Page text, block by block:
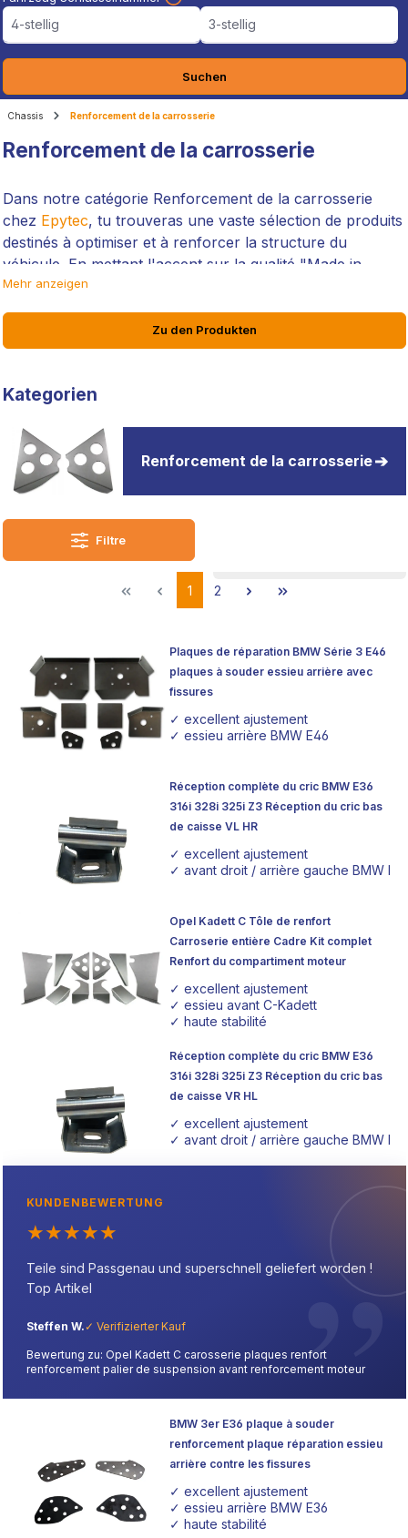
4-stellig
3-stellig
Suchen
Chassis Renforcement de la carrosserie
Renforcement de la carrosserie
Dans notre catégorie Renforcement de la carrosserie
chez Epytec, tu trouveras une vaste sélection de produits
destinés à optimiser et à renforcer la structure du
véhicule. En mettant l'accent sur la qualité "Made in
Germany",Epytec
entretoises de dôme et des tôles à souder spécialement
conçues pour diverses marques et modèles de voitures.
automobile qui attachent de l'importance à une stabilité et
une longévité accrues de leurs véhicules.
ainsi la possibilité de renforcer efficacement la carrosserie
de ton véhicule, ce qui augmente non seulement la
sécurité de conduite, mais crée également une base solide
pour d'autres mesures de tuning.
Découvre notre sélection et profite de l'expertise d'une
entreprise qui te permet de "monter ce que tu veux",
soutenue par des inscriptions simples au TÜV et un
conseil proche du client.
Mehr anzeigen
Zu den Produkten
Kategorien
Renforcement de la carrosserie
Filtre
1 2
Plaques de réparation BMW Série 3 E46
plaques à souder essieu arrière avec
fissures
✓ excellent ajustement
✓ essieu arrière BMW E46
Réception complète du cric BMW E36
316i 328i 325i Z3 Réception du cric bas
de caisse VL HR
✓ excellent ajustement
✓ avant droit / arrière gauche BMW
Opel Kadett C Tôle de renfort
Carroserie entière Cadre Kit complet
Renfort du compartiment moteur
✓ excellent ajustement
✓ essieu avant C-Kadett
✓ haute stabilité
Réception complète du cric BMW E36
316i 328i 325i Z3 Réception du cric bas
de caisse VR HL
✓ excellent ajustement
✓ avant droit / arrière gauche BMW
KUNDENBEWERTUNG
★★★★★
Teile sind Passgenau und superschnell geliefert worden !
Top Artikel
Steffen W. ✓ Verifizierter Kauf
Bewertung zu: Opel Kadett C carosserie plaques renfort
renforcement palier de suspension avant renforcement moteur
BMW 3er E36 plaque à souder
renforcement plaque réparation essieu
arrière contre les fissures
✓ excellent ajustement
✓ essieu arrière BMW E36
✓ haute stabilité